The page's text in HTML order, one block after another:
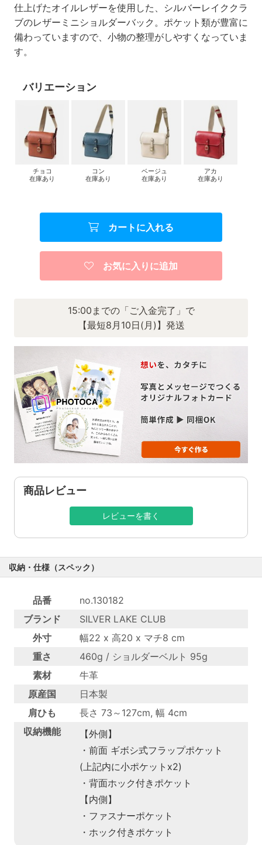
仕上げたオイルレザーを使用した、シルバーレイククラ
ブのレザーミニショルダーバック。ポケット類が豊富に
備わっていますので、小物の整理がしやすくなっていま
す。
バリエーション
チョコ
在庫あり
コン
在庫あり
ベージュ
在庫あり
アカ
在庫あり
カートに入れる
お気に入りに追加
15:00までの「ご入金完了」で
【最短8月10日(月)】発送
商品レビュー
レビューを書く
収納・仕様（スペック）
品番
no.130182
ブランド
SILVER LAKE CLUB
外寸
幅22 x 高20 x マチ8 cm
重さ
460g / ショルダーベルト 95g
素材
牛革
原産国
日本製
肩ひも
長さ 73～127cm, 幅 4cm
収納機能
【外側】
・前面 ギボシ式フラップポケット
(上記内に小ポケットx2)
・背面ホック付きポケット
【内側】
・ファスナーポケット
・ホック付きポケット